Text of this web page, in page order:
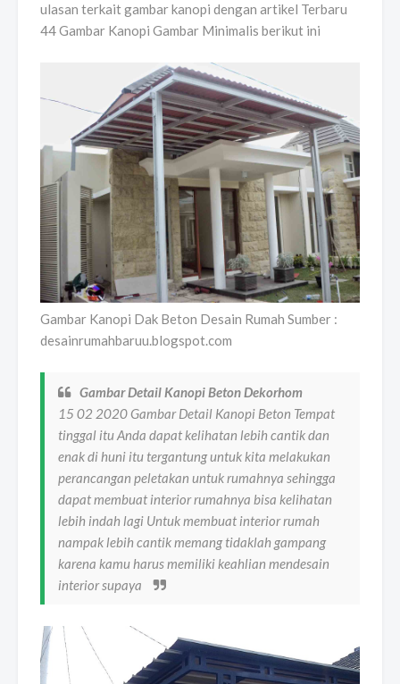
ulasan terkait gambar kanopi dengan artikel Terbaru
44 Gambar Kanopi Gambar Minimalis berikut ini
Gambar Kanopi Dak Beton Desain Rumah Sumber :
desainrumahbaruu.blogspot.com
Gambar Detail Kanopi Beton Dekorhom
15 02 2020 Gambar Detail Kanopi Beton Tempat
tinggal itu Anda dapat kelihatan lebih cantik dan
enak di huni itu tergantung untuk kita melakukan
perancangan peletakan untuk rumahnya sehingga
dapat membuat interior rumahnya bisa kelihatan
lebih indah lagi Untuk membuat interior rumah
nampak lebih cantik memang tidaklah gampang
karena kamu harus memiliki keahlian mendesain
interior supaya